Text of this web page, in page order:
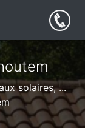
solaires, ...